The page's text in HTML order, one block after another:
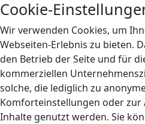
Cookie-
Wir verwenden Cookies, um
Webseiten-Erlebnis zu bieten.
den Betrieb der Seite und für
kommerziellen
solche, die lediglich zu
Komforteinstellungen oder zur
Inhalte genutzt werden. Sie